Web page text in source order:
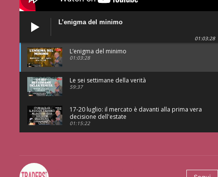
L’enigma del minimo
01:03:28
L’enigma del minimo
01:03:28
Le sei settimane della verità
59:37
17-20 luglio: il mercato è davanti alla prima vera
decisione dell'estate
01:15:22